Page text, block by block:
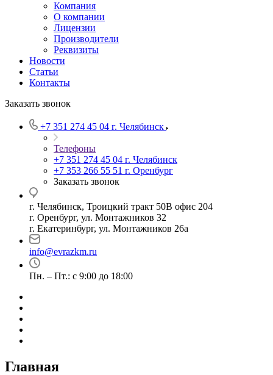
Компания
О компании
Лицензии
Производители
Реквизиты
Новости
Статьи
Контакты
Заказать звонок
+7 351 274 45 04 г. Челябинск
Телефоны
+7 351 274 45 04 г. Челябинск
+7 353 266 55 51 г. Оренбург
Заказать звонок
г. Челябинск, Троицкий тракт 50В офис 204
г. Оренбург, ул. Монтажников 32
г. Екатеринбург, ул. Монтажников 26а
info@evrazkm.ru
Пн. – Пт.: с 9:00 до 18:00
Главная